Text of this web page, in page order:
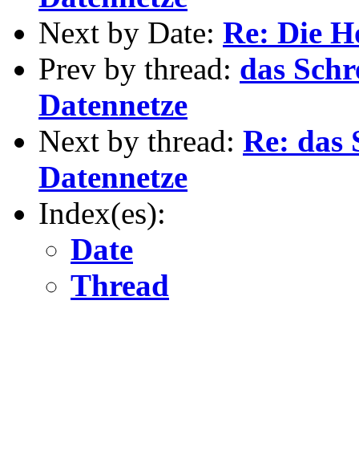
Next by Date: Re: Die
Prev by thread: das
Datennetze
Next by thread: Re: das
Datennetze
Index(es):
Date
Thread